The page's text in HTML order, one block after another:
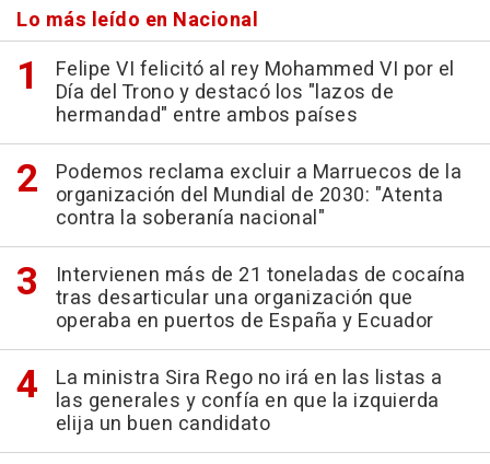
Lo más leído en Nacional
Felipe VI felicitó al rey Mohammed VI por el
Día del Trono y destacó los "lazos de
hermandad" entre ambos países
Podemos reclama excluir a Marruecos de la
organización del Mundial de 2030: "Atenta
contra la soberanía nacional"
Intervienen más de 21 toneladas de cocaína
tras desarticular una organización que
operaba en puertos de España y Ecuador
La ministra Sira Rego no irá en las listas a
las generales y confía en que la izquierda
elija un buen candidato